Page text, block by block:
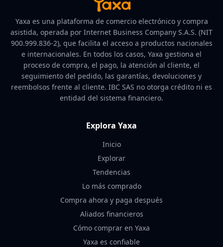
Yaxa es una plataforma de comercio electrónico y compra
asistida, operada por Internet Business Company S.A.S. (NIT
900.999.836-2), que facilita el acceso a productos nacionales
e internacionales. En todos los casos, Yaxa gestiona el
proceso de compra, el pago, la atención al cliente, el
seguimiento del pedido, las garantías, devoluciones y
reembolsos frente al cliente. IBC SAS no otorga crédito ni es
entidad del sistema financiero.
Explora Yaxa
Inicio
Explorar
Tendencias
Lo más comprado
Compra ahora y paga después
Aliados financieros
Cómo comprar en Yaxa
Yaxa es confiable